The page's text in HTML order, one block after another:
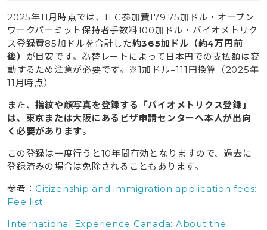
2025年11月時点では、IEC参加費179.75加ドル・オープン
ワークパーミット保持者手数料100加ドル・バイオメトリク
ス登録費85加ドルを合計した約365加ドル（約4万円前
後） が目安です。為替レートによって日本円での支払額は変
動するため注意が必要です。※1加ドル=111円換算（2025年
11月時点）
また、指紋や顔写真を登録する「バイオメトリクス登録」
は、東京または大阪にあるビザ申請センターへ本人が出向
く必要があります。
この登録は一度行うと10年間有効となりますので、過去に
登録済みの場合は免除されることもあります。
参考： Citizenship and immigration application fees:
Fee list
International Experience Canada: About the